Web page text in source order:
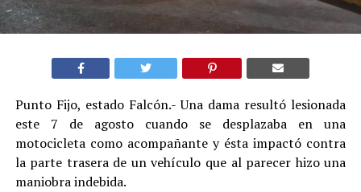
Punto Fijo, estado Falcón.- Una dama resultó lesionada
este 7 de agosto cuando se desplazaba en una
motocicleta como acompañante y ésta impactó contra
la parte trasera de un vehículo que al parecer hizo una
maniobra indebida.